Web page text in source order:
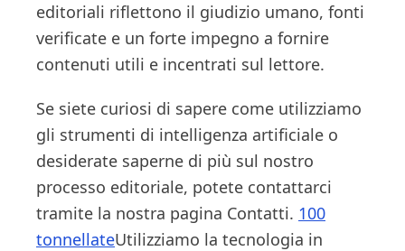
editoriali riflettono il giudizio umano, fonti
verificate e un forte impegno a fornire
contenuti utili e incentrati sul lettore.
Se siete curiosi di sapere come utilizziamo
gli strumenti di intelligenza artificiale o
desiderate saperne di più sul nostro
processo editoriale, potete contattarci
tramite la nostra pagina Contatti. 100
tonnellateUtilizziamo la tecnologia in